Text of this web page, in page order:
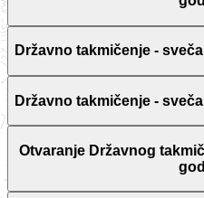
Državno takmičenje -
Državno takmičenje -
Otvaranje Državnog